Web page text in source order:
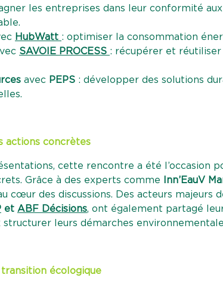
les entreprises dans leur conformité
HubWatt : optimiser la consommation
SAVOIE PROCESS : récupérer et réutiliser
avec PEPS : développer des solutions
actions concrètes
cette rencontre a été l’occasion
Grâce à des experts comme
Inn’EauV
cœur des discussions. Des acteurs majeurs
et ABF Décisions, ont également partagé
leurs démarches
écologique